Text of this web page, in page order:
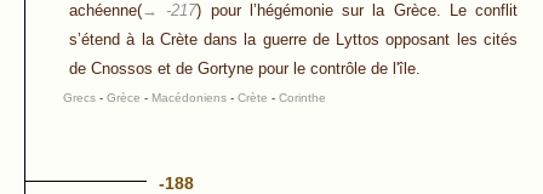
achéenne(→ -217) pour l’hégémonie sur la Grèce. Le conflit
s’étend à la Crète dans la guerre de Lyttos opposant les cités
de Cnossos et de Gortyne pour le contrôle de l'île.
Grecs - Grèce - Macédoniens - Crète - Corinthe
-188